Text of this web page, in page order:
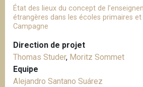
l
d
'
A
i
a
n
e
État des lieux du concept de
étrangères dans les écoles primaires
Campagne
Direction de projet
Thomas Studer, Moritz Sommet
Equipe
Alejandro Santano Suárez